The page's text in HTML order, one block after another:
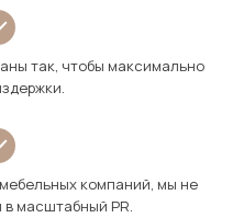
так, чтобы максимально
компаний, мы не
в масштабный PR.